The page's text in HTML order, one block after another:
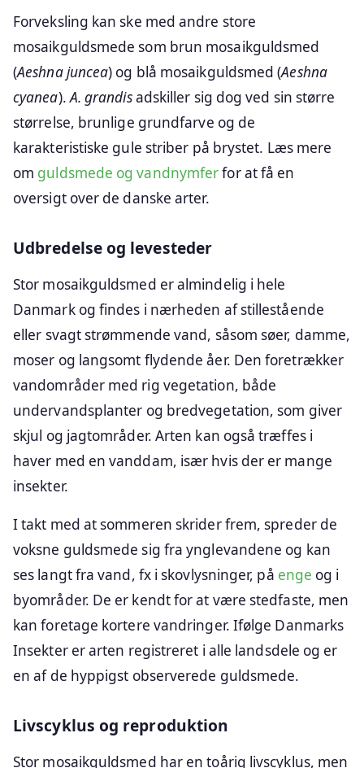
Forveksling kan ske med andre store
mosaikguldsmede som brun mosaikguldsmed
(Aeshna juncea) og blå mosaikguldsmed (Aeshna
cyanea).A. grandisadskiller sig dog ved sin større
størrelse, brunlige grundfarve og de
karakteristiske gule striber på brystet. Læs mere
om guldsmede og vandnymferfor at få en
oversigt over de danske arter.
Udbredelse og levesteder
Stor mosaikguldsmed er almindelig i hele
Danmark og findes i nærheden af stillestående
eller svagt strømmende vand, såsom søer, damme,
moser og langsomt flydende åer. Den foretrækker
vandområder med rig vegetation, både
undervandsplanter og bredvegetation, som giver
skjul og jagtområder. Arten kan også træffes i
haver med en vanddam, især hvis der er mange
insekter.
I takt med at sommeren skrider frem, spreder de
voksne guldsmede sig fra ynglevandene og kan
ses langt fra vand, fx i skovlysninger, på enge og i
byområder. De er kendt for at være stedfaste, men
kan foretage kortere vandringer. Ifølge Danmarks
Insekter er arten registreret i alle landsdele og er
en af de hyppigst observerede guldsmede.
Livscyklus og reproduktion
Stor mosaikguldsmed har en toårig livscyklus, men